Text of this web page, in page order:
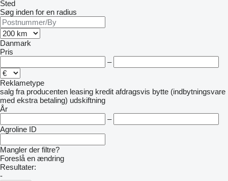
Sted
Søg inden for en radius
Danmark
Pris
–
Reklametype
salg fra producenten leasing kredit afdragsvis bytte (indbytningsvare
med ekstra betaling) udskiftning
År
–
Agroline ID
Mangler der filtre?
Foreslå en ændring
Resultater:
-